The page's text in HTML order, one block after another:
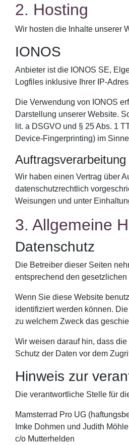
2. Hosting
Wir hosten die Inhalte unserer
IONOS
Anbieter ist die IONOS SE,
Logfiles inklusive Ihrer IP-
Die Verwendung von IONOS
Darstellung unserer Website.
lit. a DSGVO und § 25 Abs. 1
Device-Fingerprinting) im
Auftragsverarbeitung
Wir haben einen Vertrag über
datenschutzrechtlich
Weisungen und unter
3. Allgemeine
Datenschutz
Die Betreiber dieser Seiten
entsprechend den
Wenn Sie diese Website
identifiziert werden können.
zu welchem Zweck das
Wir weisen darauf hin, dass
Schutz der Daten vor dem
Hinweis zur
Die verantwortliche Stelle für
Mamsterrad Pro UG
Imke Dohmen und Judith
c/o Mutterhelden